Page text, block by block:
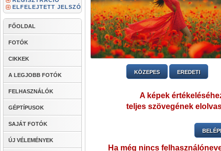
ELFELEJTETT JELSZÓ
FŐOLDAL
FOTÓK
CIKKEK
A LEGJOBB FOTÓK
FELHASZNÁLÓK
GÉPTÍPUSOK
SAJÁT FOTÓK
ÚJ VÉLEMÉNYEK
KÖZEPES EREDETI
A képek
teljes szövegének
Ha még nincs